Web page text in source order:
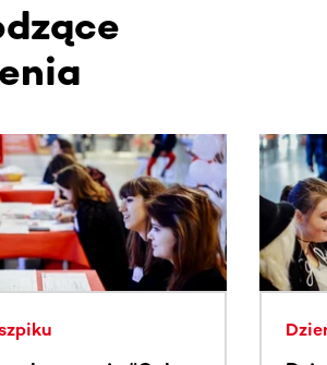
treści przewijane w poziomie. Użyj